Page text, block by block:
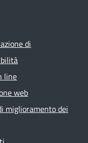
di
line
web
miglioramento dei